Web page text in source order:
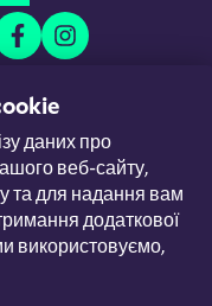
даних про
веб-сайту,
та для надання вам
додаткової
використовуємо,